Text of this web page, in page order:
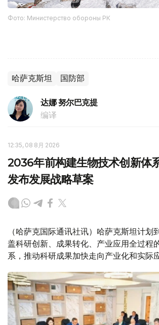
Фото: Министерство обороны РК
哈萨克斯坦 国防部
达娜 努尔巴克提
编译
12:35, 08 8月 2026
2036年前构建生物技术创新体
发布发展战略草案
（哈萨克国际通讯社讯）哈萨克斯坦计
盖科研创新、成果转化、产业应用全过程
系，推动科研成果加快走向产业化和实际应